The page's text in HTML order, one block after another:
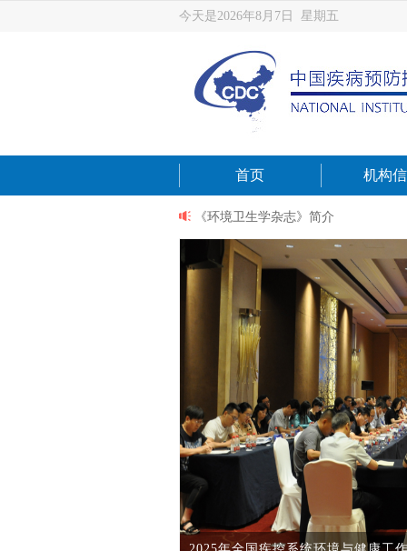
今天是2026年8月7日 星期五
首页 机构
《环境卫生学杂志》简介